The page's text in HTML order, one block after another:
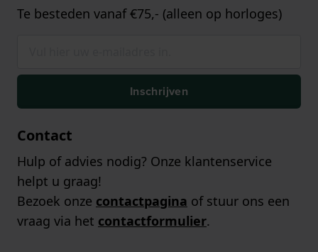
Te besteden vanaf €75,- (alleen op horloges)
Inschrijven
Contact
Hulp of advies nodig? Onze klantenservice
helpt u graag!
Bezoek onze contactpagina of stuur ons een
vraag via het contactformulier.